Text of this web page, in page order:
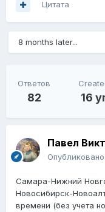
Цитата
8 months later...
Ответов
82 16
Павел
Опубликовано
Самара-Нижний
Новосибирск-
времени (без учета